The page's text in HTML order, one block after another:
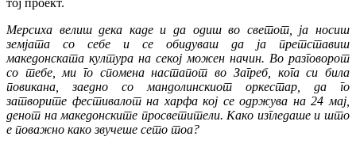
Мерсиха велиш дека каде и да одиш во светот, ја носиш
земјата со себе и се обидуваш да ја претставиш
македонската култура на секој можен начин. Во разговорот
со тебе, ми го спомена настапот во Загреб, кога си била
повикана, заедно со мандолинскиот оркестар, да го
затворите фестивалот на харфа кој се одржува на 24 мај,
денот на македонските просветители. Како изгледаше и што
е поважно како звучеше сето тоа?